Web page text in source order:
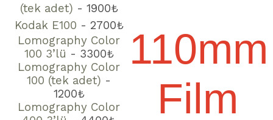
(tek adet) - 1900₺
Kodak E100 - 2700₺
Lomography Color
100 3’lü - 3300₺
Lomography Color
100 (tek adet) -
1200₺
Lomography Color
110mm
Film